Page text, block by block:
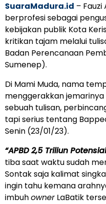
SuaraMadura.id –
berprofesi sebagai
kebijakan publik Kota
kritikan tajam melalui
Badan Perencanaan
Sumenep).
Di Mami Muda, nama
menggerakkan
sebuah tulisan,
tapi serius tentang
Senin (23/01/23).
“APBD 2,5 Triliun
tiba saat waktu sudah
Sontak saja kalimat
ingin tahu kemana
imbuhownerLaBatik